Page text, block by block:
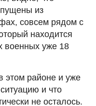
из
совсем рядом с
находится
военных уже 18
этом районе и уже
и что
не осталось.